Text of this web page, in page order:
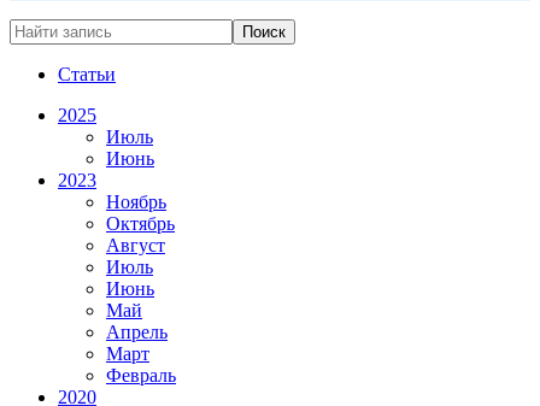
Статьи
2025
Июль
Июнь
2023
Ноябрь
Октябрь
Август
Июль
Июнь
Май
Апрель
Март
Февраль
2020